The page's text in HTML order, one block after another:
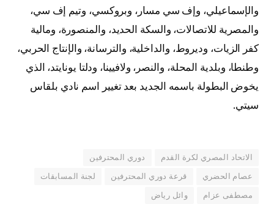
والإسماعيلي، وإف سي مسار، وبروكسي، وتيم إف سي،
والمصرية للاتصالات، والسكة الحديد، والمنصورة، ومالية
كفر الزيات، وديروط، والداخلية، والترسانة، والإنتاج الحربي،
وطنطا، وبلدية المحلة، والنصر، ولافيينا، ودلتا يونايتد، الذي
يخوض البطولة باسمه الجديد بعد تغيير اسم نادي بلقاس
سيتي.
الاتحاد المصري لكرة القدم دوري المحترفين
عصام الحضري قرعة دوري المحترفين لجنة المسابقات
مصطفى عزام وائل رياض